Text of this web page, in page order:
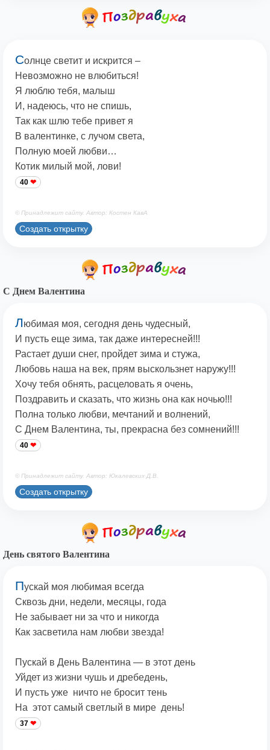
Солнце светит и искрится –
Невозможно не влюбиться!
Я люблю тебя, малыш
И, надеюсь, что не спишь,
Так как шлю тебе привет я
В валентинке, с лучом света,
Полную моей любви…
Котик милый мой, лови!
40
© Принадлежит сайту. Автор: Костен КавА
Создать открытку
С Днем Валентина
Любимая моя, сегодня день чудесный,
И пусть еще зима, так даже интересней!!!
Растает души снег, пройдет зима и стужа,
Любовь наша на век, прям выскользнет наружу!!!
Хочу тебя обнять, расцеловать я очень,
Поздравить и сказать, что жизнь она как ночью!!!
Полна только любви, мечтаний и волнений,
С Днем Валентина, ты, прекрасна без сомнений!!!
40
© Принадлежит сайту. Автор: Юкалевских Д.В.
Создать открытку
День святого Валентина
Пускай моя любимая всегда
Сквозь дни, недели, месяцы, года
Не забывает ни за что и никогда
Как засветила нам любви звезда!
Пускай в День Валентина — в этот день
Уйдет из жизни чушь и дребедень,
И пусть уже ничто не бросит тень
На этот самый светлый в мире день!
37